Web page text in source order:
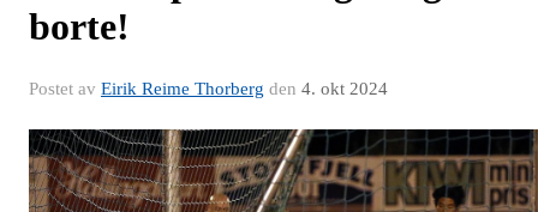
borte!
Postet av Eirik Reime Thorberg den 4. okt 2024